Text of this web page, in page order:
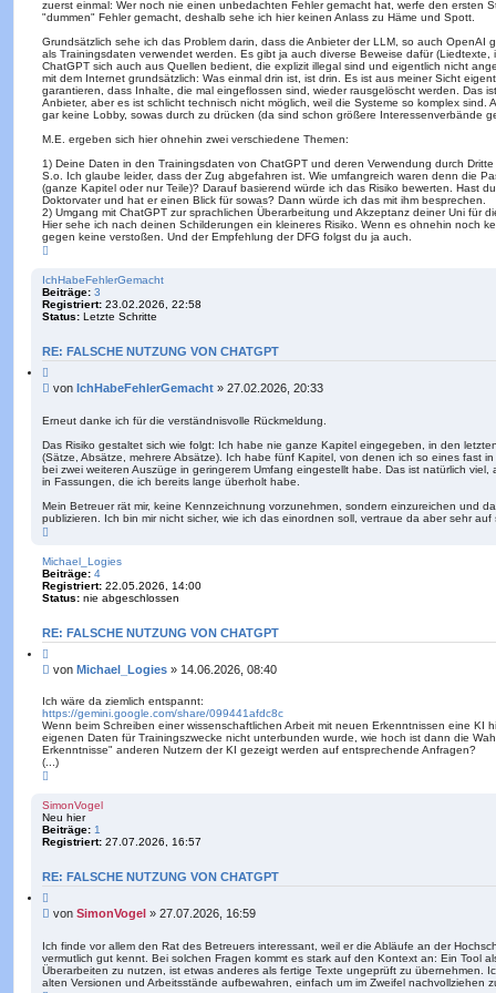
e
n
r
a
g
zuerst einmal: Wer noch nie einen unbedachten Fehler gemacht hat, werfe den ersten
"dummen" Fehler gemacht, deshalb sehe ich hier keinen Anlass zu Häme und Spott.
Grundsätzlich sehe ich das Problem darin, dass die Anbieter der LLM, so auch OpenAI
als Trainingsdaten verwendet werden. Es gibt ja auch diverse Beweise dafür
ChatGPT sich auch aus Quellen bedient, die explizit illegal sind und eigentlich nicht
mit dem Internet grundsätzlich: Was einmal drin ist, ist drin. Es ist aus meiner Sicht
garantieren, dass Inhalte, die mal eingeflossen sind, wieder rausgelöscht werden. Das
Anbieter, aber es ist schlicht technisch nicht möglich, weil die Systeme so komplex sind.
gar keine Lobby, sowas durch zu drücken (da sind schon größere Interessenverbände
M.E. ergeben sich hier ohnehin zwei verschiedene Themen:
1) Deine Daten in den Trainingsdaten von ChatGPT und deren Verwendung durch Dritte
S.o. Ich glaube leider, dass der Zug abgefahren ist. Wie umfangreich waren denn die
(ganze Kapitel oder nur Teile)? Darauf basierend würde ich das Risiko bewerten. Hast
Doktorvater und hat er einen Blick für sowas? Dann würde ich das mit ihm besprechen.
2) Umgang mit ChatGPT zur sprachlichen Überarbeitung und Akzeptanz deiner Uni für
Hier sehe ich nach deinen Schilderungen ein kleineres Risiko. Wenn es ohnehin noch
gegen keine verstoßen. Und der Empfehlung der DFG folgst du ja auch.
h
o
b
e
IchHabeFehlerGemacht
Beiträge: 3
Registriert: 23.02.2026, 22:58
Status: Letzte Schritte
RE: FALSCHE NUTZUNG VON CHATGPT
i
t
e
e
n
B
i
r
a
g
von IchHabeFehlerGemacht » 27.02.2026, 20:33
Erneut danke ich für die verständnisvolle Rückmeldung.
Das Risiko gestaltet sich wie folgt: Ich habe nie ganze Kapitel eingegeben, in den
(Sätze, Absätze, mehrere Absätze). Ich habe fünf Kapitel, von denen ich so eines fast
bei zwei weiteren Auszüge in geringerem Umfang eingestellt habe. Das ist natürlich viel,
in Fassungen, die ich bereits lange überholt habe.
Mein Betreuer rät mir, keine Kennzeichnung vorzunehmen, sondern einzureichen und
publizieren. Ich bin mir nicht sicher, wie ich das einordnen soll, vertraue da aber sehr auf
h
o
b
e
Michael_Logies
Beiträge: 4
Registriert: 22.05.2026, 14:00
Status: nie abgeschlossen
RE: FALSCHE NUTZUNG VON CHATGPT
i
t
e
r
e
n
B
i
t
r
a
von Michael_Logies » 14.06.2026, 08:40
Ich wäre da ziemlich entspannt:
https://gemini.google.com/share/099441afdc8c
Wenn beim Schreiben einer wissenschaftlichen Arbeit mit neuen Erkenntnissen eine KI
eigenen Daten für Trainingszwecke nicht unterbunden wurde, wie hoch ist dann die
Erkenntnisse" anderen Nutzern der KI gezeigt werden auf entsprechende Anfragen?
(...)
h
o
b
e
SimonVogel
Neu hier
Beiträge: 1
Registriert: 27.07.2026, 16:57
RE: FALSCHE NUTZUNG VON CHATGPT
i
t
e
r
e
n
B
i
t
r
a
von SimonVogel » 27.07.2026, 16:59
Ich finde vor allem den Rat des Betreuers interessant, weil er die Abläufe an der
vermutlich gut kennt. Bei solchen Fragen kommt es stark auf den Kontext an: Ein Tool
Überarbeiten zu nutzen, ist etwas anderes als fertige Texte ungeprüft zu übernehmen.
alten Versionen und Arbeitsstände aufbewahren, einfach um im Zweifel nachvollziehen